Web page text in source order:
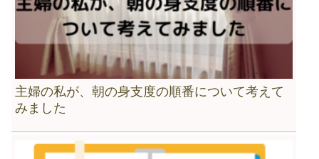
主婦の私が、朝の身支度の順番について考えて
みました